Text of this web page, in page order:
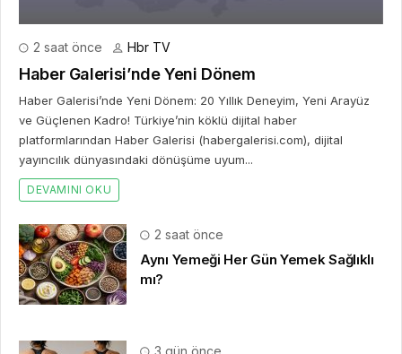
2 saat önce Hbr TV
Haber Galerisi’nde Yeni Dönem
Haber Galerisi’nde Yeni Dönem: 20 Yıllık Deneyim, Yeni Arayüz
ve Güçlenen Kadro! Türkiye’nin köklü dijital haber
platformlarından Haber Galerisi (habergalerisi.com), dijital
yayıncılık dünyasındaki dönüşüme uyum...
DEVAMINI OKU
2 saat önce
Aynı Yemeği Her Gün Yemek Sağlıklı
mı?